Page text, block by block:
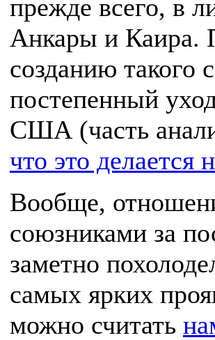
прежде всего, в
Анкары и Каира.
созданию такого
постепенный
США (часть
что это делается
Вообще,
союзниками за
заметно
самых ярких
можно считать